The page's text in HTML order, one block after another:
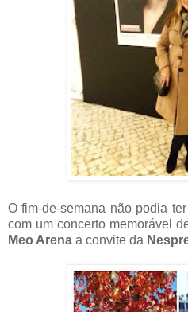
O fim-de-semana não podia
com um concerto memorável
Meo Arena a convite da